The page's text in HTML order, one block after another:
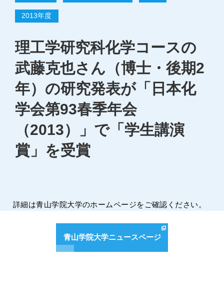
2013年度
理工学研究科化学コースの
武藤克也さん（博士・後期2
年）の研究発表が「日本化
学会第93春季年会
（2013）」で「学生講演
賞」を受賞
詳細は青山学院大学のホームページをご確認ください。
青山学院大学ニュースページ